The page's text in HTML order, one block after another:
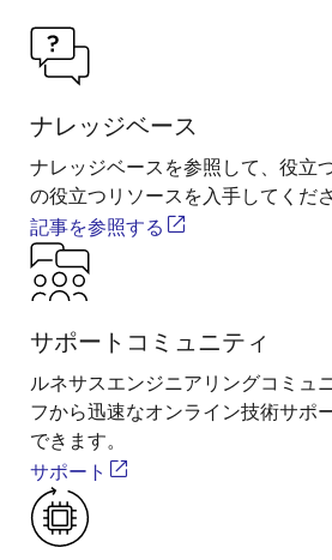
ナレッジベース
ナレッジベースを参照して、役立
の役立つリソースを入手してくださ
記事を参照する
サポートコミュニティ
ルネサスエンジニアリングコミュ
フから迅速なオンライン技術サポ
できます。
サポート